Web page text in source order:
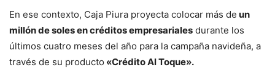
En ese contexto, Caja Piura proyecta colocar más de un
millón de soles en créditos empresariales durante los
últimos cuatro meses del año para la campaña navideña, a
través de su producto «Crédito Al Toque».